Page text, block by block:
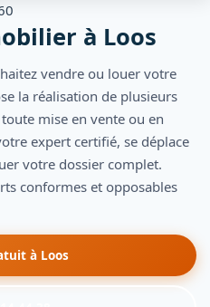
à Loos
vendre ou louer votre
la réalisation de plusieurs
mise en vente ou en
expert certifié, se déplace
votre dossier complet.
conformes et opposables
à Loos